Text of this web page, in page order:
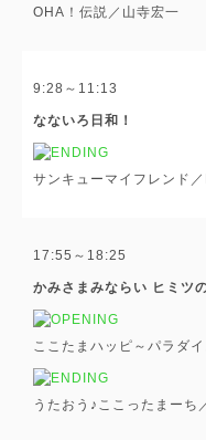
OHA！伝説／山寺宏一
9:28～11:13
なないろ日和！
サンキューマイフレンド
17:55～18:25
かみさまみならい ヒミツ
ここたまハッピ～パラダ
うたおう♪ここったまー